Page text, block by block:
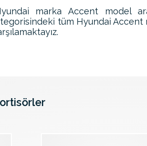
marka Accent model
tüm Hyundai Accent